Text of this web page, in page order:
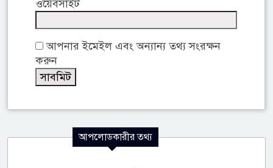
ওয়েবসাইট
আপনার ইমেইল এবং অন্যান্য তথ্য সংরক্ষন
করুন
আপলোডকারীর তথ্য